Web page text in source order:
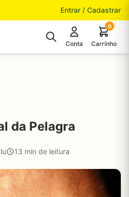
Entrar / Cadastrar
Conta
0
Carrinho
da Pelagra
13 min de leitura